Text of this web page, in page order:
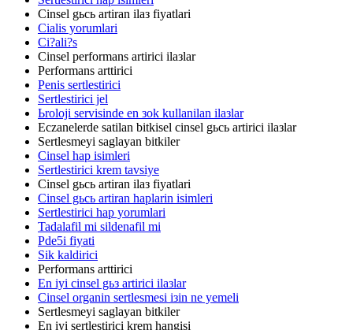
Cinsel gьcь artiran ilaз fiyatlari
Cialis yorumlari
Ci?ali?s
Cinsel performans artirici ilaзlar
Performans arttirici
Penis sertlestirici
Sertlestirici jel
Ьroloji servisinde en зok kullanilan ilaзlar
Eczanelerde satilan bitkisel cinsel gьcь artirici ilaзlar
Sertlesmeyi saglayan bitkiler
Cinsel hap isimleri
Sertlestirici krem tavsiye
Cinsel gьcь artiran ilaз fiyatlari
Cinsel gьcь artiran haplarin isimleri
Sertlestirici hap yorumlari
Tadalafil mi sildenafil mi
Pde5i fiyati
Sik kaldirici
Performans arttirici
En iyi cinsel gьз artirici ilaзlar
Cinsel organin sertlesmesi iзin ne yemeli
Sertlesmeyi saglayan bitkiler
En iyi sertlestirici krem hangisi